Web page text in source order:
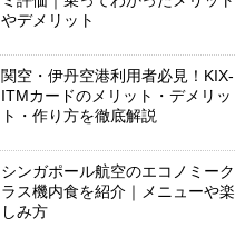
やデメリット
関空・伊丹空港利用者必見！KIX-
ITMカードのメリット・デメリッ
ト・作り方を徹底解説
シンガポール航空のエコノミーク
ラス機内食を紹介｜メニューや楽
しみ方